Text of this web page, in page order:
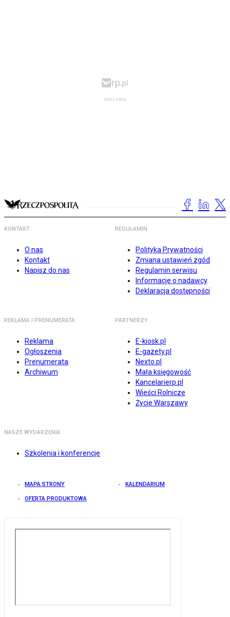
KONTAKT
O nas
Kontakt
Napisz do nas
REGULAMIN
Polityka Prywatności
Zmiana ustawień zgód
Regulamin serwisu
Informacje o nadawcy
Deklaracja dostępności
REKLAMA I PRENUMERATA
Reklama
Ogłoszenia
Prenumerata
Archiwum
PARTNERZY
E-kiosk.pl
E-gazety.pl
Nexto.pl
Mała księgowość
Kancelarierp.pl
Wieści Rolnicze
Życie Warszawy
NASZE WYDARZENIA
Szkolenia i konferencje
MAPA STRONY KALENDARIUM
OFERTA PRODUKTOWA